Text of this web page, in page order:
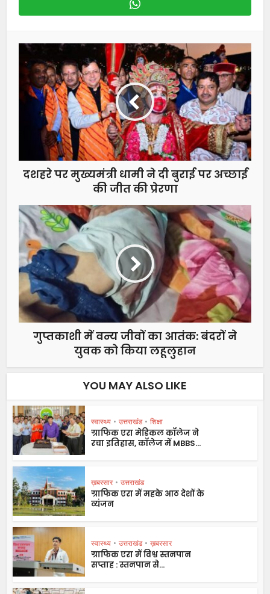
दशहरे पर मुख्यमंत्री धामी ने दी बुराई पर अच्छाई
की जीत की प्रेरणा
गुप्तकाशी में वन्य जीवों का आतंक: बंदरों ने
युवक को किया लहूलुहान
YOU MAY ALSO LIKE
स्वास्थ्य • उत्तराखंड • शिक्षा
ग्राफिक एरा मेडिकल कॉलेज ने
रचा इतिहास, कॉलेज में MBBS...
ख़बरसार • उत्तराखंड
ग्राफिक एरा में महके आठ देशों के
व्यंजन
स्वास्थ्य • उत्तराखंड • ख़बरसार
ग्राफिक एरा में विश्व स्तनपान
सप्ताह : स्तनपान से...